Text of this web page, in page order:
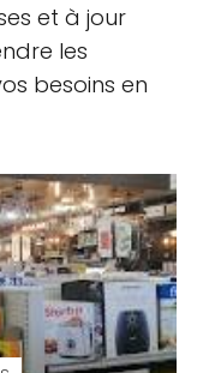
et à jour
les
besoins en